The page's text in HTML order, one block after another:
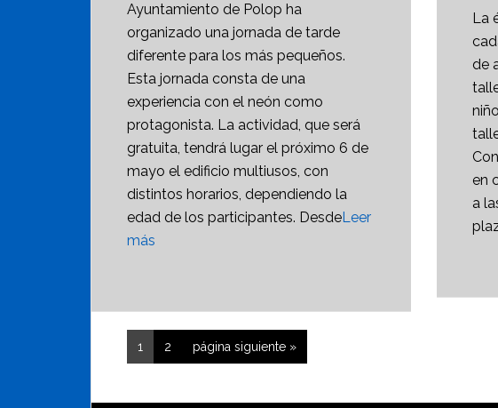
Ayuntamiento de Polop ha
organizado una jornada de tarde
diferente para los más pequeños.
Esta jornada consta de una
experiencia con el neón como
protagonista. La actividad, que será
gratuita, tendrá lugar el próximo 6 de
mayo el edificio multiusos, con
distintos horarios, dependiendo la
edad de los participantes. DesdeLeer
más
La
de
en
a
Página
1 Página
2
Ir
a
página siguiente »